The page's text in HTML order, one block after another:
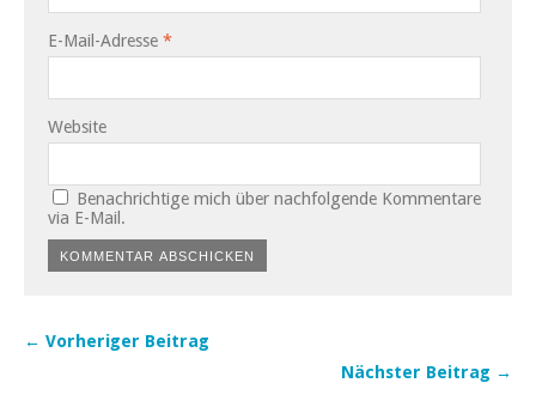
E-Mail-Adresse *
Website
Benachrichtige mich über nachfolgende Kommentare
via E-Mail.
← Vorheriger Beitrag
Nächster Beitrag →